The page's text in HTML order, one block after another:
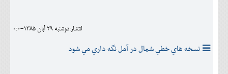
انتشار:دوشنبه 29 آبان 1385-0:0
نسخه هاي خطي شمال در آمل نگه داري مي شود